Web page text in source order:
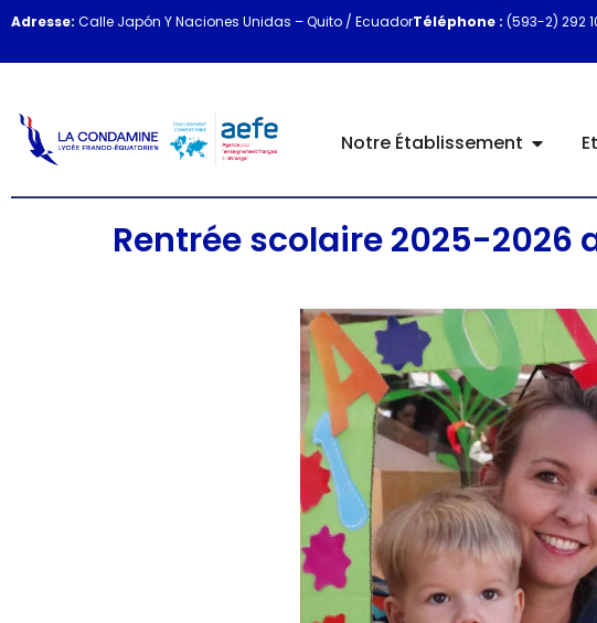
Adresse: Calle Japón Y Naciones Unidas – Quito / EcuadorTéléphone : (593-2) 292
Notre Établissement
Rentrée scolaire 2025-